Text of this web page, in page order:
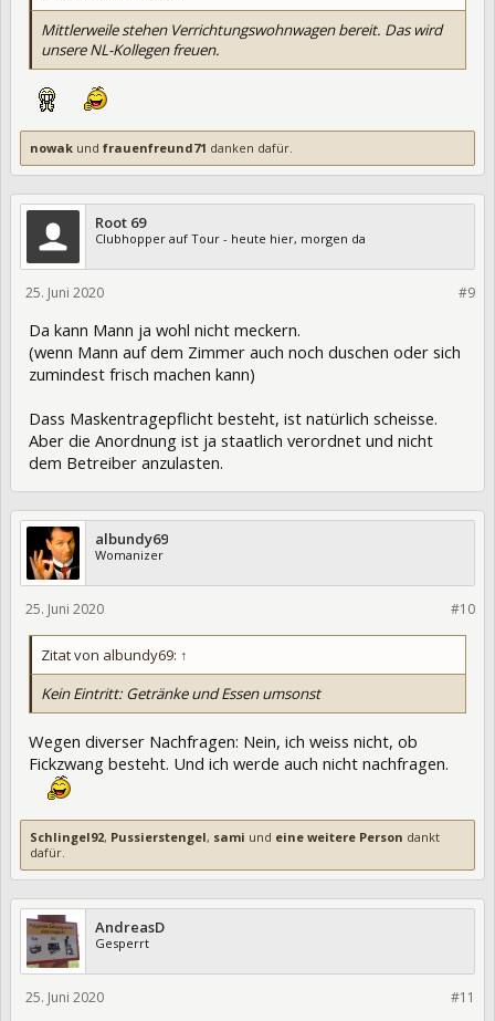
Mittlerweile stehen Verrichtungswohnwagen bereit. Das wird
unsere NL-Kollegen freuen.
nowak und frauenfreund71 danken dafür.
Root 69
Clubhopper auf Tour - heute hier, morgen da
#9
25. Juni 2020
Da kann Mann ja wohl nicht meckern.
(wenn Mann auf dem Zimmer auch noch duschen oder sich
zumindest frisch machen kann)
Dass Maskentragepflicht besteht, ist natürlich scheisse.
Aber die Anordnung ist ja staatlich verordnet und nicht
dem Betreiber anzulasten.
albundy69
Womanizer
#10
25. Juni 2020
Zitat von albundy69: ↑
Kein Eintritt: Getränke und Essen umsonst
Wegen diverser Nachfragen: Nein, ich weiss nicht, ob
Fickzwang besteht. Und ich werde auch nicht nachfragen.
Schlingel92, Pussierstengel, sami und eine weitere Person dankt
dafür.
AndreasD
Gesperrt
#11
25. Juni 2020